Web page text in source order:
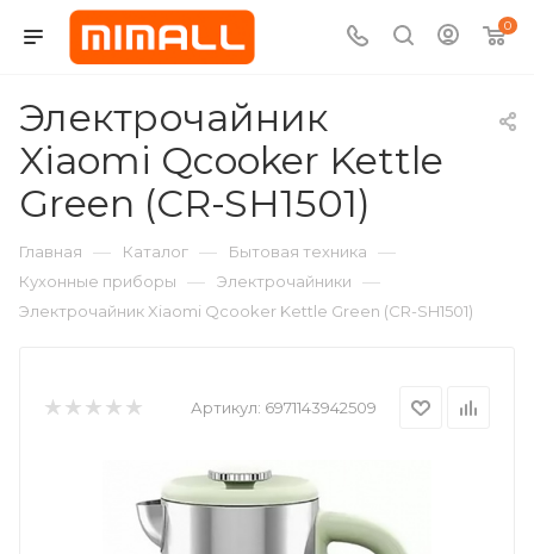
0
Электрочайник
Xiaomi Qcooker Kettle
Green (CR-SH1501)
Главная — Каталог — Бытовая техника —
Кухонные приборы — Электрочайники —
Электрочайник Xiaomi Qcooker Kettle Green (CR-SH1501)
Артикул: 6971143942509